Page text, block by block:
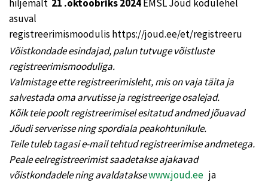
hiljemalt 21 .oktoobriks 2024EMSL Jõud kodulehel
asuval
registreerimismoodulis https://joud.ee/et/registreeru
Võistkondade esindajad, palun tutvuge võistluste
registreerimismooduliga.
Valmistage ette registreerimisleht, mis on vaja täita ja
salvestada oma arvutisse ja registreerige osalejad.
Kõik teie poolt registreerimisel esitatud andmed jõuavad
Jõudi serverisse ning spordiala peakohtunikule.
Teile tuleb tagasi e-mail tehtud registreerimise andmetega.
Peale eelregistreerimist saadetakse ajakavad
võistkondadele ning avaldataksewww.joud.ee ja